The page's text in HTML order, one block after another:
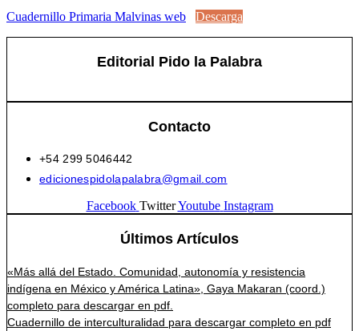
Cuadernillo Primaria Malvinas web
Descarga
Editorial Pido la Palabra
Contacto
+54 299 5046442
edicionespidolapalabra@gmail.com
Facebook Twitter Youtube Instagram
Últimos Artículos
«Más allá del Estado. Comunidad, autonomía y resistencia
indígena en México y América Latina», Gaya Makaran (coord.)
completo para descargar en pdf.
Cuadernillo de interculturalidad para descargar completo en pdf